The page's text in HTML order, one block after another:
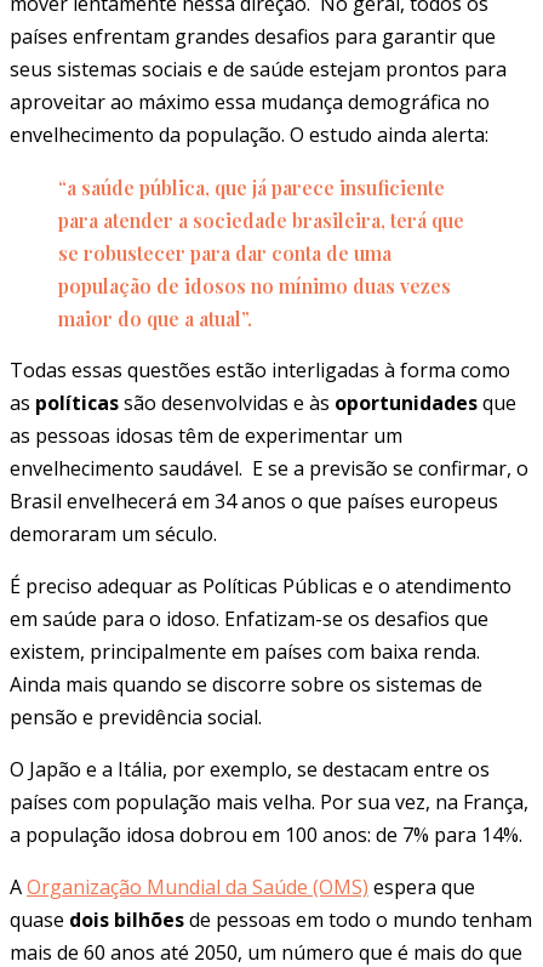
países enfrentam grandes desafios para garantir que
seus sistemas sociais e de saúde estejam prontos para
aproveitar ao máximo essa mudança demográfica no
envelhecimento da população. O estudo ainda alerta:
“a saúde pública, que já parece insuficiente
para atender a sociedade brasileira, terá que
se robustecer para dar conta de uma
população de idosos no mínimo duas vezes
maior do que a atual”.
Todas essas questões estão interligadas à forma como
as políticassão desenvolvidas e às oportunidadesque
as pessoas idosas têm de experimentar um
envelhecimento saudável. E se a previsão se confirmar, o
Brasil envelhecerá em 34 anos o que países europeus
demoraram um século.
É preciso adequar as Políticas Públicas e o atendimento
em saúde para o idoso. Enfatizam-se os desafios que
existem, principalmente em países com baixa renda.
Ainda mais quando se discorre sobre os sistemas de
pensão e previdência social.
O Japão e a Itália, por exemplo, se destacam entre os
países com população mais velha. Por sua vez, na França,
a população idosa dobrou em 100 anos: de 7% para 14%.
AOrganização Mundial da Saúde (OMS) espera que
quase dois bilhõesde pessoas em todo o mundo tenham
mais de 60 anos até 2050, um número que é mais do que